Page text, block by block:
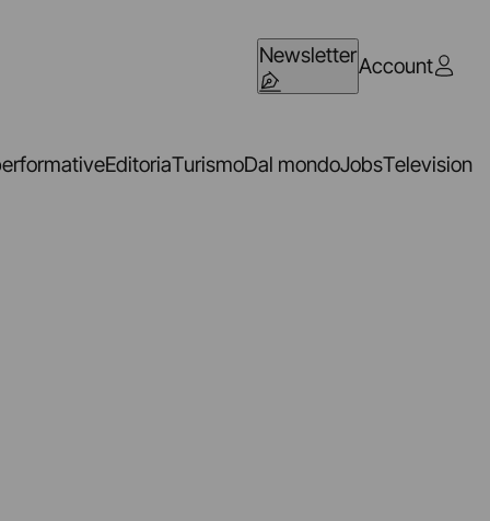
NewsletterAccount
EditoriaTurismoDal mondoJobsTelevision